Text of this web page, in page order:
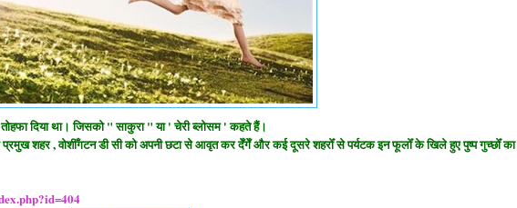
दिया था। जिसको " साकुरा " या ' चेरी ब्लोसम ' कहते हैं।
शहर , वोशीँगटन डी सी को अपनी छटा से आवृत कर देँगेँ और कई दूसरे शहरोँ से पर्यटक इन फूलोँ के खिले हुए पुष्प गुच्छोँ का